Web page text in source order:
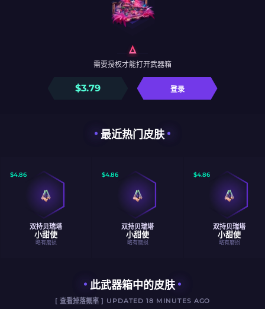
$3.79 登录
需要授权才能打开武器箱
最近热门皮肤
$4.86
双持贝瑞塔
小甜使
略有磨损
$4.86
双持贝瑞塔
小甜使
略有磨损
$4.86
双持贝瑞塔
小甜使
略有磨损
此武器箱中的皮肤
[查看掉落概率 ] UPDATED 18 MINUTES AGO